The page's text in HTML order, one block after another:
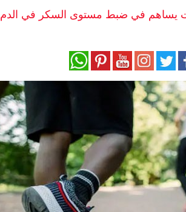
يساهم في ضبط مستوى السكر في الدم